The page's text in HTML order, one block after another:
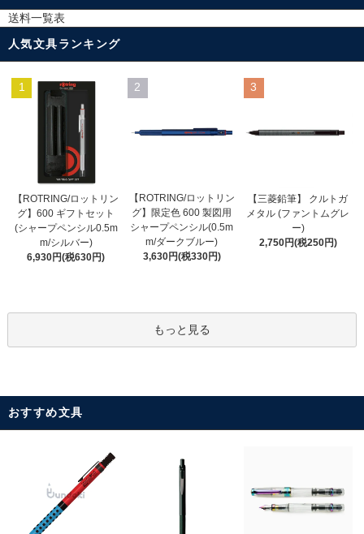
送料一覧表
人気文具ランキング
1
【ROTRING/ロットリン
グ】600 ギフトセット
(シャープペンシル0.5m
m/シルバー)
6,930円(税630円)
2
【ROTRING/ロットリン
グ】限定色 600 製図用
シャープペンシル(0.5m
m/ダークブルー)
3,630円(税330円)
3
【三菱鉛筆】 クルトガ
メタル (ファントムグレ
ー)
2,750円(税250円)
もっと見る
おすすめ文具